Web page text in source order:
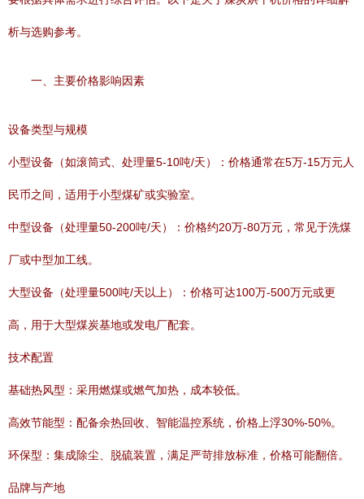
析与选购参考。
一、主要价格影响因素
设备类型与规模
小型设备（如滚筒式、处理量5-10吨/天）：价格通常在5万-15万元人
民币之间，适用于小型煤矿或实验室。
中型设备（处理量50-200吨/天）：价格约20万-80万元，常见于洗煤
厂或中型加工线。
大型设备（处理量500吨/天以上）：价格可达100万-500万元或更
高，用于大型煤炭基地或发电厂配套。
技术配置
基础热风型：采用燃煤或燃气加热，成本较低。
高效节能型：配备余热回收、智能温控系统，价格上浮30%-50%。
环保型：集成除尘、脱硫装置，满足严苛排放标准，价格可能翻倍。
品牌与产地